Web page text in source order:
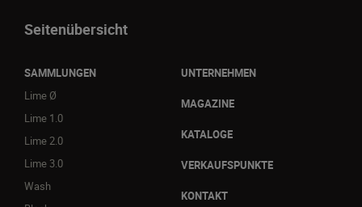
Seitenübersicht
SAMMLUNGEN
Lime Ø
Lime 1.0
Lime 2.0
Lime 3.0
Wash
UNTERNEHMEN
MAGAZINE
KATALOGE
VERKAUFSPUNKTE
KONTAKT